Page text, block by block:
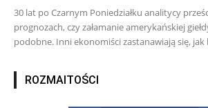
30 lat po Czarnym Poniedziałku analitycy
prognozach, czy załamanie amerykańskiej
podobne. Inni ekonomiści zastanawiają się, jak
ROZMAITOŚCI